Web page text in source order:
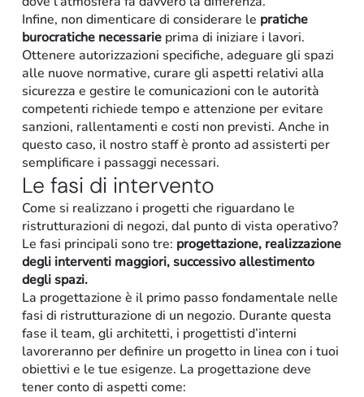
Infine, non dimenticare di considerare le pratiche
burocratiche necessarieprima di iniziare i lavori.
Ottenere autorizzazioni specifiche, adeguare gli spazi
alle nuove normative, curare gli aspetti relativi alla
sicurezza e gestire le comunicazioni con le autorità
competenti richiede tempo e attenzione per evitare
sanzioni, rallentamenti e costi non previsti. Anche in
questo caso, il nostro staff è pronto ad assisterti per
semplificare i passaggi necessari.
Le fasi di intervento
Come si realizzano i progetti che riguardano le
ristrutturazioni di negozi, dal punto di vista operativo?
Le fasi principali sono tre: progettazione, realizzazione
degli interventi maggiori, successivo allestimento
degli spazi.
La progettazione è il primo passo fondamentale nelle
fasi di ristrutturazione di un negozio. Durante questa
fase il team, gli architetti, i progettisti d’interni
lavoreranno per definire un progetto in linea con i tuoi
obiettivi e le tue esigenze. La progettazione deve
tener conto di aspetti come: